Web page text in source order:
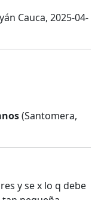
Cauca, 2025-04-
(Santomera,
y se x lo q debe